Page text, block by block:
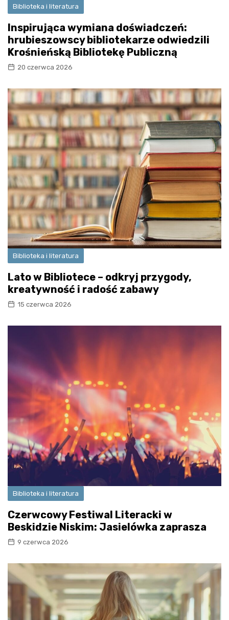
Biblioteka i literatura
Inspirująca wymiana doświadczeń:
hrubieszowscy bibliotekarze odwiedzili
Krośnieńską Bibliotekę Publiczną
20 czerwca 2026
Biblioteka i literatura
Lato w Bibliotece – odkryj przygody,
kreatywność i radość zabawy
15 czerwca 2026
Biblioteka i literatura
Czerwcowy Festiwal Literacki w
Beskidzie Niskim: Jasielówka zaprasza
9 czerwca 2026